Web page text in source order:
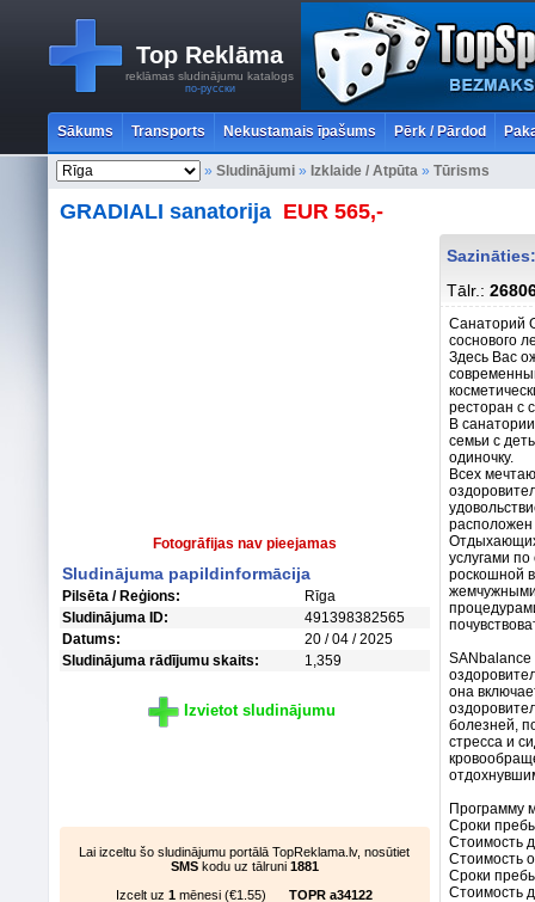
Top Reklāma
reklāmas sludinājumu katalogs
по-русски
Sākums Transports Nekustamais īpašums Pērk / Pārdod
» Sludinājumi » Izklaide / Atpūta » Tūrisms
GRADIALI sanatorija EUR 565,-
Fotogrāfijas nav pieejamas
Sludinājuma papildinformācija
Pilsēta / Reģions:
Rīga
Sludinājuma ID:
491398382565
Datums:
20 / 04 / 2025
Sludinājuma rādījumu skaits:
1,359
Izvietot sludinājumu
Lai izceltu šo sludinājumu portālā TopReklama.lv, nosūtiet
SMS kodu uz tālruni 1881
Izcelt uz 1 mēnesi (€1.55)
TOPR a34122
Tālr.:
Санаторий
соснового
Здесь Вас
ресторан с
В
семьи с
одиночку.
Всех
расположен
услугами
роскошной
SANbalance
она
болезней,
стресса и
Программу
Сроки
Стоимость
Стоимость
Сроки
Стоимость